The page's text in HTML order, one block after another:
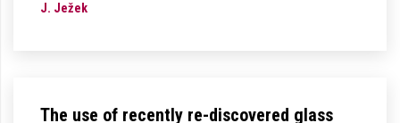
J. Ježek
The use of recently re-discovered glass